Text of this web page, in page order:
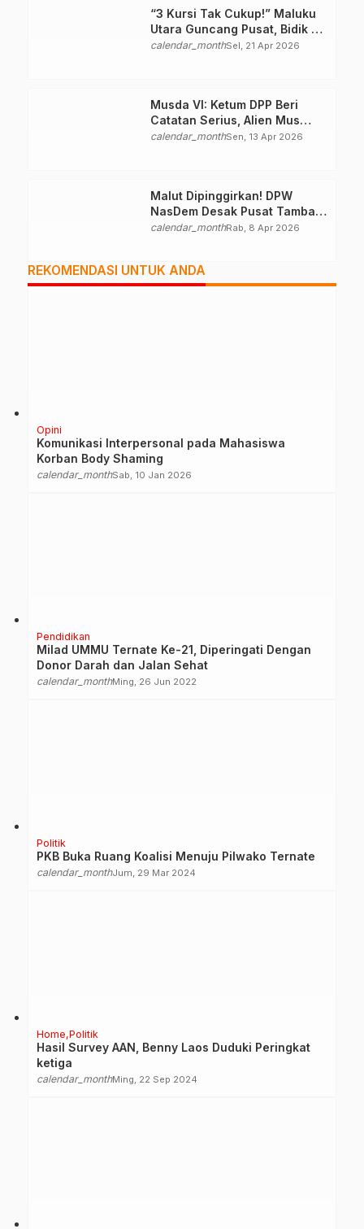
“3 Kursi Tak Cukup!” Maluku
Utara Guncang Pusat, Bidik 6
Kursi DPR RI
calendar_monthSel, 21 Apr 2026
Musda VI: Ketum DPP Beri
Catatan Serius, Alien Mus
Mampu Atau Tidak?
calendar_monthSen, 13 Apr 2026
Malut Dipinggirkan! DPW
NasDem Desak Pusat Tambah
Kursi DPR RI, Jangan Tutup
calendar_monthRab, 8 Apr 2026
REKOMENDASI UNTUK ANDA
Opini
Komunikasi Interpersonal pada Mahasiswa
Korban Body Shaming
calendar_monthSab, 10 Jan 2026
Pendidikan
Milad UMMU Ternate Ke-21, Diperingati Dengan
Donor Darah dan Jalan Sehat
calendar_monthMing, 26 Jun 2022
Politik
PKB Buka Ruang Koalisi Menuju Pilwako Ternate
calendar_monthJum, 29 Mar 2024
Home Politik
Hasil Survey AAN, Benny Laos Duduki Peringkat
ketiga
calendar_monthMing, 22 Sep 2024